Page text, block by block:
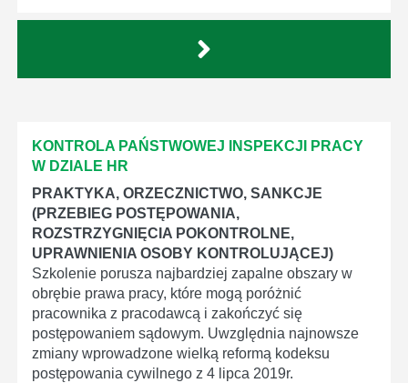
KONTROLA PAŃSTWOWEJ INSPEKCJI PRACY
W DZIALE HR
PRAKTYKA, ORZECZNICTWO, SANKCJE
(PRZEBIEG POSTĘPOWANIA,
ROZSTRZYGNIĘCIA POKONTROLNE,
UPRAWNIENIA OSOBY KONTROLUJĄCEJ)
Szkolenie porusza najbardziej zapalne obszary w
obrębie prawa pracy, które mogą poróżnić
pracownika z pracodawcą i zakończyć się
postępowaniem sądowym. Uwzględnia najnowsze
zmiany wprowadzone wielką reformą kodeksu
postępowania cywilnego z 4 lipca 2019r.